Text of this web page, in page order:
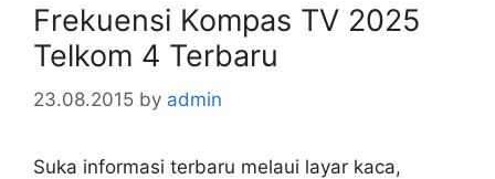
Frekuensi Kompas TV 2025
Telkom 4 Terbaru
23.08.2015 by admin
Suka informasi terbaru melaui layar kaca,